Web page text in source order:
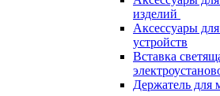
изделий
Аксессуары
устройств
Вставка
Держатель для